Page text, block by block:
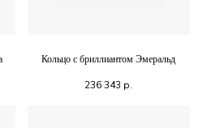
Кольцо с бриллиантом Эмеральд
236 343 р.